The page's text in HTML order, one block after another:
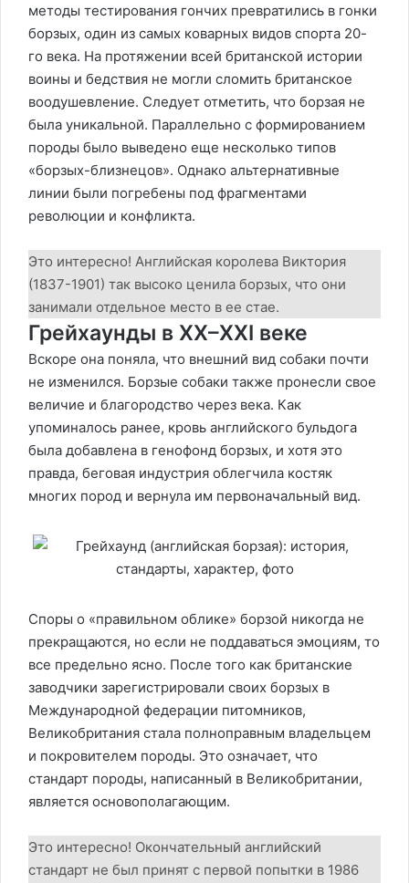
методы тестирования гончих превратились в гонки
борзых, один из самых коварных видов спорта 20-
го века. На протяжении всей британской истории
воины и бедствия не могли сломить британское
воодушевление. Следует отметить, что борзая не
была уникальной. Параллельно с формированием
породы было выведено еще несколько типов
«борзых-близнецов». Однако альтернативные
линии были погребены под фрагментами
революции и конфликта.
Это интересно! Английская королева Виктория
(1837-1901) так высоко ценила борзых, что они
занимали отдельное место в ее стае.
Грейхаунды в XX–XXI веке
Вскоре она поняла, что внешний вид собаки почти
не изменился. Борзые собаки также пронесли свое
величие и благородство через века. Как
упоминалось ранее, кровь английского бульдога
была добавлена в генофонд борзых, и хотя это
правда, беговая индустрия облегчила костяк
многих пород и вернула им первоначальный вид.
Споры о «правильном облике» борзой никогда не
прекращаются, но если не поддаваться эмоциям, то
все предельно ясно. После того как британские
заводчики зарегистрировали своих борзых в
Международной федерации питомников,
Великобритания стала полноправным владельцем
и покровителем породы. Это означает, что
стандарт породы, написанный в Великобритании,
является основополагающим.
Это интересно! Окончательный английский
стандарт не был принят с первой попытки в 1986